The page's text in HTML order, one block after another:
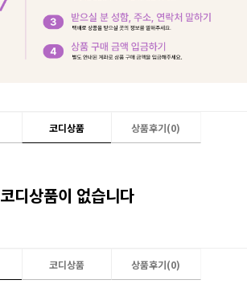
코디상품 상품후기(0)
코디상품이 없습니다
코디상품 상품후기(0)